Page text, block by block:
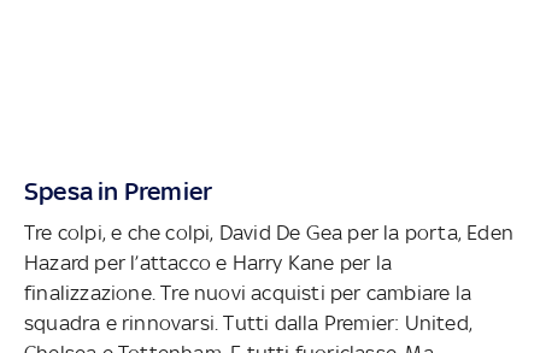
Spesa in Premier
Tre colpi, e che colpi, David De Gea per la porta, Eden
Hazard per l’attacco e Harry Kane per la
finalizzazione. Tre nuovi acquisti per cambiare la
squadra e rinnovarsi. Tutti dalla Premier: United,